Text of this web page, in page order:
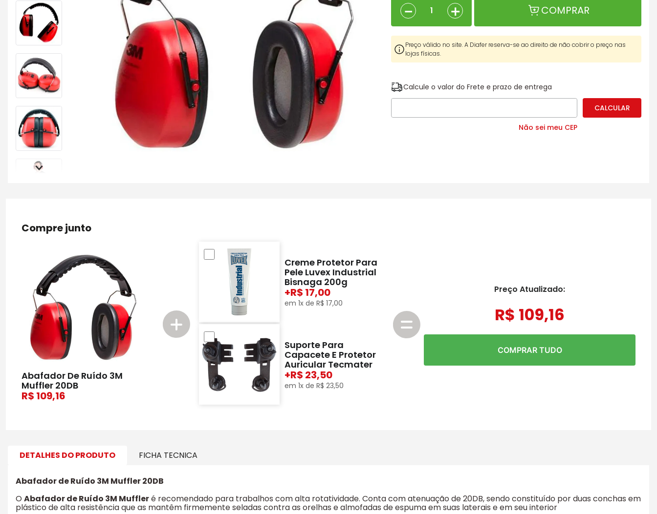
＋
－ COMPRAR
Preço válido no site. A Diafer reserva-se ao direito de não cobrir o preço nas
lojas físicas.
Calcule o valor do Frete e prazo de entrega
Não sei meu CEP
Compre junto
Abafador De Ruído 3M
Muffler 20DB
109,16
Creme Protetor Para
Pele Luvex Industrial
Bisnaga 200g
+ 17,00
em1x deR$ 17,00
Suporte Para
Capacete E Protetor
Auricular Tecmater
+ 23,50
em1x deR$ 23,50
Preço Atualizado:
R$ 109,16
COMPRAR TUDO
DETALHES DO PRODUTO FICHA TECNICA
Abafador de Ruído 3M Muffler 20DB
O Abafador de Ruído 3M Muffleré recomendado para trabalhos com alta rotatividade. Conta com atenuação de 20DB, sendo constituído por duas conchas em
plástico de alta resistência que as mantêm firmemente seladas contra as orelhas e almofadas de espuma em suas laterais e em seu interior